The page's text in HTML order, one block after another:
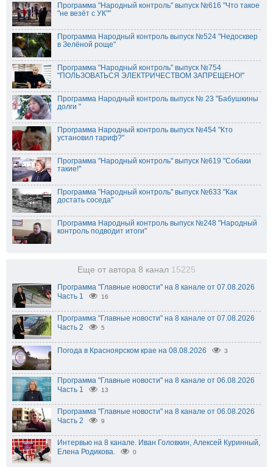
Программа "Народный контроль" выпуск №616 "Что такое
"не везёт с УК""
Программа Народный контроль выпуск №524 "Недосквер
в Зелёной роще"
Программа "Народный контроль" выпуск №754
"ПОЛЬЗОВАТЬСЯ ЭЛЕКТРИЧЕСТВОМ ЗАПРЕЩЕНО!"
Программа Народный контроль выпуск № 23 "Бабушкины
долги "
Программа Народный контроль выпуск №454 "Кто
установил тариф?"
Программа "Народный контроль" выпуск №619 "Собаки
такие!"
Программа "Народный контроль" выпуск №633 "Как
достать соседа"
Программа Народный контроль выпуск №248 "Народный
контроль подводит итоги"
Еще от автора 8 канал 15225
Программа "Главные новости" на 8 канале от 07.08.2026
Часть 1
16
Программа "Главные новости" на 8 канале от 07.08.2026
Часть 2
5
Погода в Красноярском крае на 08.08.2026 3
Программа "Главные новости" на 8 канале от 06.08.2026
Часть 1
13
Программа "Главные новости" на 8 канале от 06.08.2026
Часть 2
9
Интервью на 8 канале. Иван Головкин, Алексей Куринный,
Елена Родикова.
0